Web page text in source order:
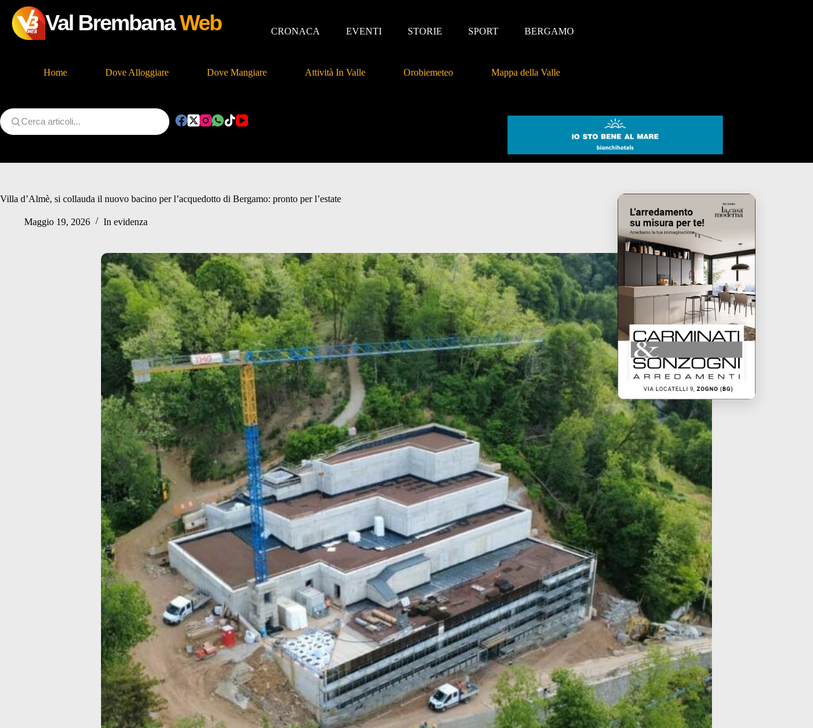
Val BrembanaWeb CRONACA EVENTI STORIE SPORT BERGAMO
Home Dove Alloggiare Dove Mangiare Attività In Valle Orobiemeteo Mappa della Valle
Villa d’Almè, si collauda il nuovo bacino per l’acquedotto di Bergamo: pronto per l’estate
Maggio 19, 2026 In evidenza